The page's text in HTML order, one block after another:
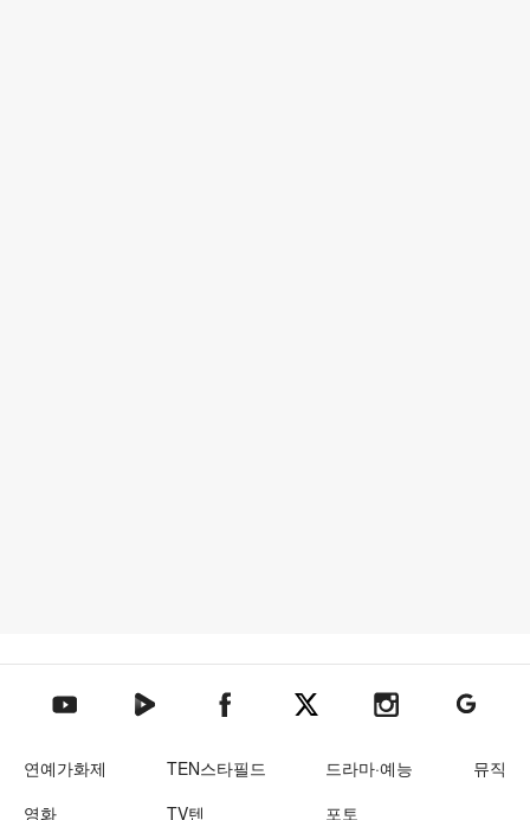
텐아시아 유튜브텐아시아 네이버TV텐아시아 페이스북텐아시아 엑스텐아시아 인스타그램
텐아시아
연예가화제 TEN스타필드 드라마·예능
뮤직
영화
TV텐 포토